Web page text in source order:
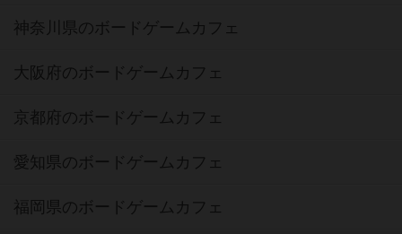
神奈川県のボードゲームカフェ
大阪府のボードゲームカフェ
京都府のボードゲームカフェ
愛知県のボードゲームカフェ
福岡県のボードゲームカフェ